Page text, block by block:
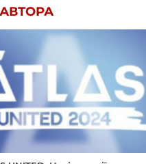
АВТОРА